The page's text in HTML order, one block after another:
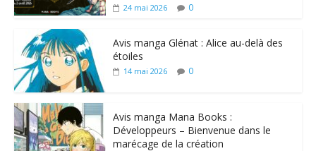
24 mai 2026 0
Avis manga Glénat : Alice au-delà des
étoiles
14 mai 2026 0
Avis manga Mana Books :
Développeurs – Bienvenue dans le
marécage de la création